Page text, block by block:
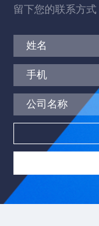
留下您的联系方